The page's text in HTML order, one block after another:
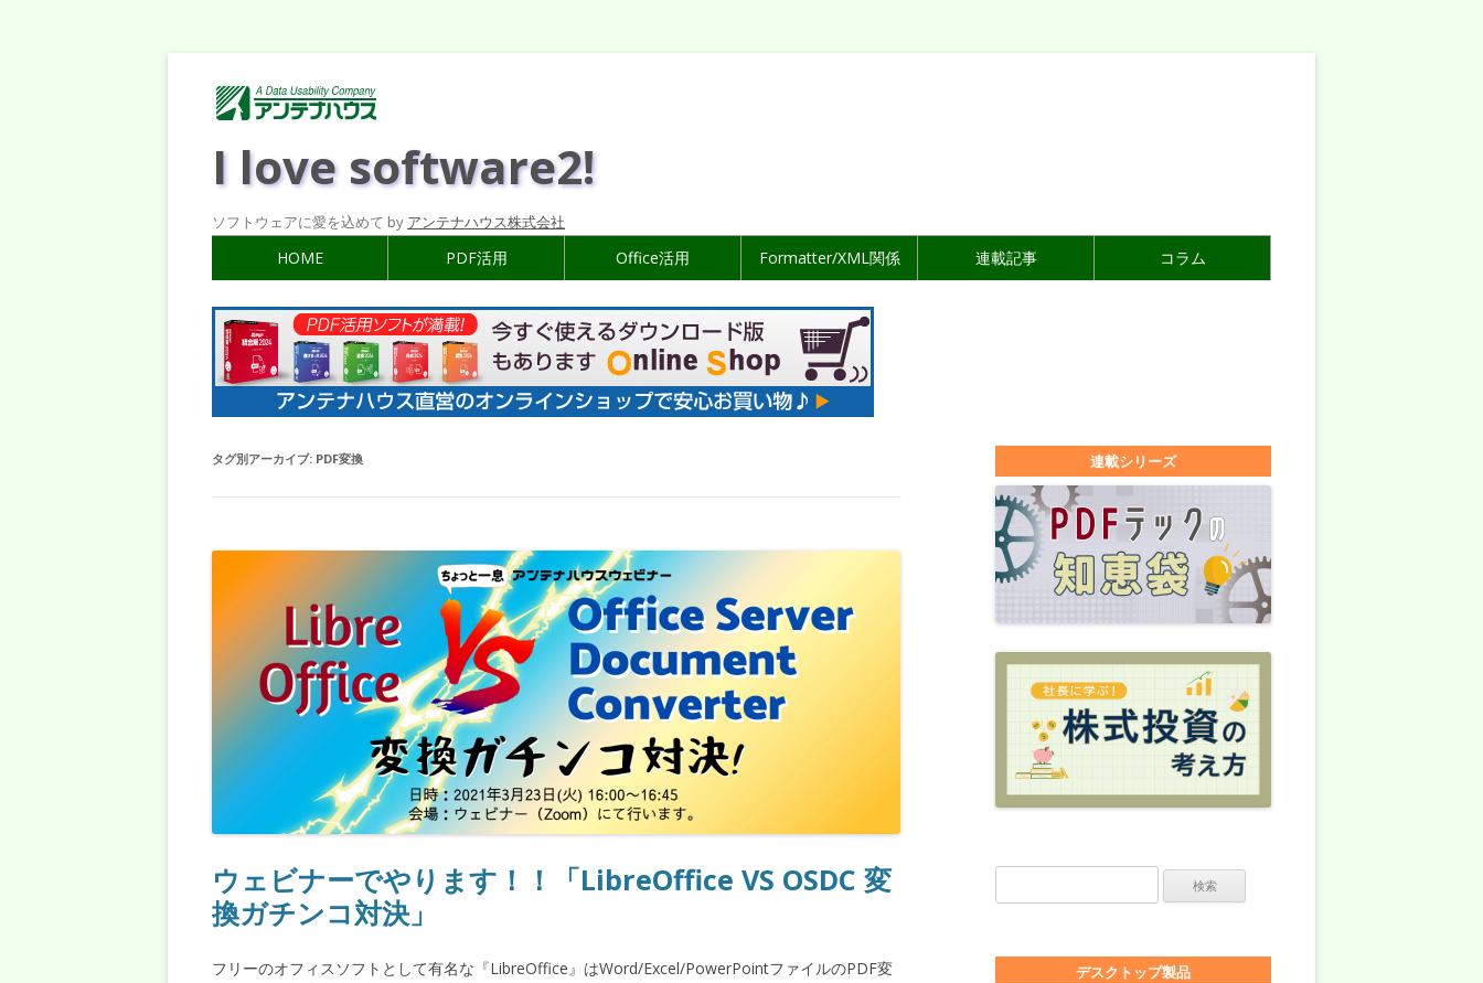
I love software2!
ソフトウェアに愛を込めて by アンテナハウス株式会社
HOME PDF活用 Office活用 Formatter/XML関係 連載記事 コラム
タグ別アーカイブ: PDF変換
ウェビナーでやります！！「LibreOffice VS OSDC 変
換ガチンコ対決」
フリーのオフィスソフトとして有名な『LibreOffice』はWord/Excel/PowerPointファイルのPDF変
連載シリーズ
デスクトップ製品